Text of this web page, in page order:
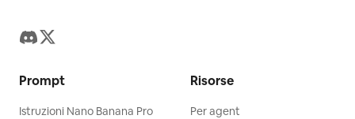
Prompt
Istruzioni Nano Banana Pro
Risorse
Per agent